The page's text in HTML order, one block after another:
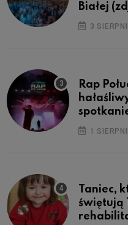
Białej
3
Rap
1
Taniec,
świętują